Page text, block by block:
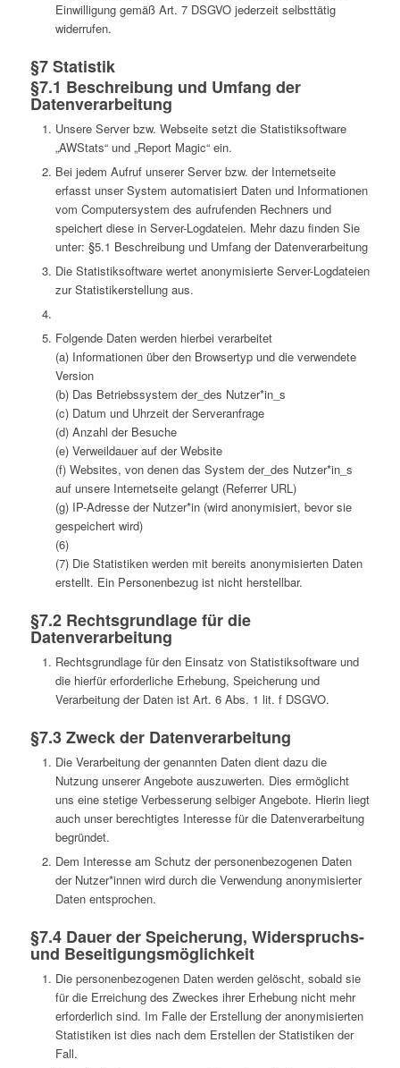
Einwilligung gemäß Art. 7 DSGVO jederzeit selbsttätig
widerrufen.
§7 Statistik
§7.1 Beschreibung und Umfang der
Datenverarbeitung
Unsere Server bzw. Webseite setzt die Statistiksoftware
„AWStats“ und „Report Magic“ ein.
Bei jedem Aufruf unserer Server bzw. der Internetseite
erfasst unser System automatisiert Daten und Informationen
vom Computersystem des aufrufenden Rechners und
speichert diese in Server-Logdateien. Mehr dazu finden Sie
unter: §5.1 Beschreibung und Umfang der Datenverarbeitung
Die Statistiksoftware wertet anonymisierte Server-Logdateien
zur Statistikerstellung aus.
Folgende Daten werden hierbei verarbeitet
(a) Informationen über den Browsertyp und die verwendete
Version
(b) Das Betriebssystem der_des Nutzer*in_s
(c) Datum und Uhrzeit der Serveranfrage
(d) Anzahl der Besuche
(e) Verweildauer auf der Website
(f) Websites, von denen das System der_des Nutzer*in_s
auf unsere Internetseite gelangt (Referrer URL)
(g) IP-Adresse der Nutzer*in (wird anonymisiert, bevor sie
gespeichert wird)
(6)
(7) Die Statistiken werden mit bereits anonymisierten Daten
erstellt. Ein Personenbezug ist nicht herstellbar.
§7.2 Rechtsgrundlage für die
Datenverarbeitung
Rechtsgrundlage für den Einsatz von Statistiksoftware und
die hierfür erforderliche Erhebung, Speicherung und
Verarbeitung der Daten ist Art. 6 Abs. 1 lit. f DSGVO.
§7.3 Zweck der Datenverarbeitung
Die Verarbeitung der genannten Daten dient dazu die
Nutzung unserer Angebote auszuwerten. Dies ermöglicht
uns eine stetige Verbesserung selbiger Angebote. Hierin liegt
auch unser berechtigtes Interesse für die Datenverarbeitung
begründet.
Dem Interesse am Schutz der personenbezogenen Daten
der Nutzer*innen wird durch die Verwendung anonymisierter
Daten entsprochen.
§7.4 Dauer der Speicherung, Widerspruchs-
und Beseitigungsmöglichkeit
Die personenbezogenen Daten werden gelöscht, sobald sie
für die Erreichung des Zweckes ihrer Erhebung nicht mehr
erforderlich sind. Im Falle der Erstellung der anonymisierten
Statistiken ist dies nach dem Erstellen der Statistiken der
Fall.